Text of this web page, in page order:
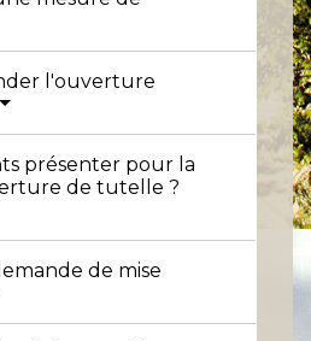
l'ouverture
présenter pour la
de tutelle ?
de mise